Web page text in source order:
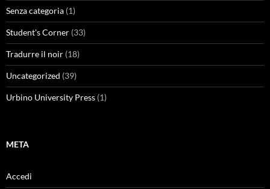
Senza categoria (1)
Student's Corner (33)
Tradurre il noir (18)
Uncategorized (39)
Urbino University Press (1)
META
Accedi